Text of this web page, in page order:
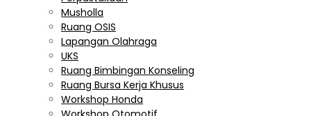
Musholla
Ruang OSIS
Lapangan Olahraga
UKS
Ruang Bimbingan Konseling
Ruang Bursa Kerja Khusus
Workshop Honda